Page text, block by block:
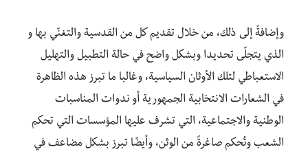
وإضافةً إلى ذلك، من خلال تقديم كل من القدسية والتغنّي بها و
الذي يتجلّى تحديدا وبشكل واضح في حالة التطبيل والتهليل
الاستعباطي لتلك الأوثان السياسية، وغالبا ما تبرز هذه الظاهرة
في الشعارات الانتخابية الجمهورية أو ندوات المناسبات
الوطنية والاجتماعية، التي تشرف عليها المؤسسات التي تحكم
الشعب وتُحكم صاغرةً من الوثن، وأيضًا تبرز بشكل مضاعف في